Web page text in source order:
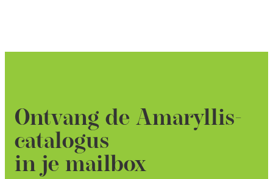
Ontvang de Amaryllis-
catalogus
in je mailbox